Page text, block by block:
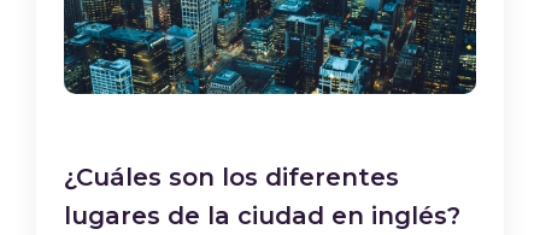
¿Cuáles son los diferentes
lugares de la ciudad en inglés?